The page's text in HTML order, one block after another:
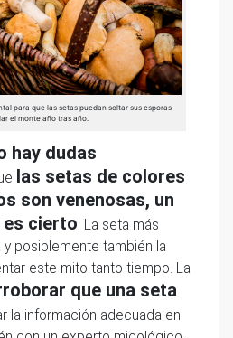
para que las setas puedan soltar sus esporas
el monte año tras año.
hay dudas
las setas de colores
son venenosas, un
es cierto. La seta más
y posiblemente también la
este mito tanto tiempo. La
que una seta
la información adecuada en